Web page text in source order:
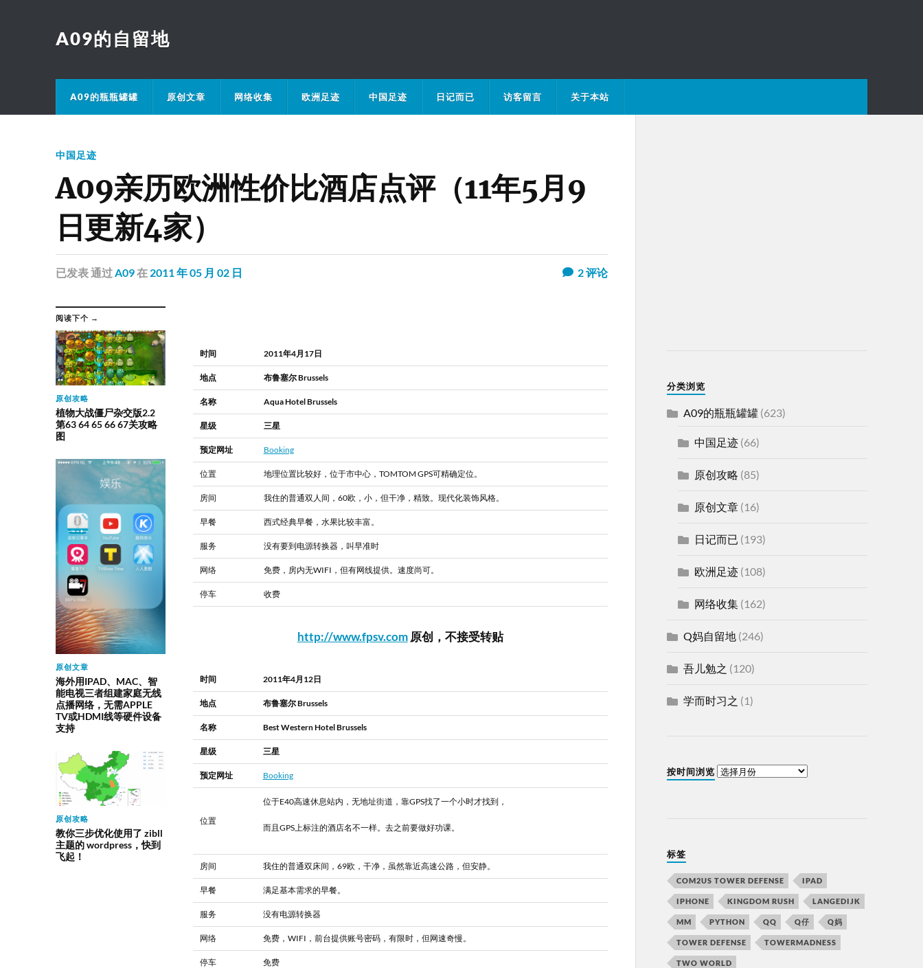
A09的自留地
A09的瓶瓶罐罐 原创文章 网络收集 欧洲足迹 中国足迹 日记而已 访客留言 关于本站
中国足迹
A09亲历欧洲性价比酒店点评（11年5月9
日更新4家）
已发表通过A09在 2011 年 05 月 02 日 2评论
阅读下个 →
原创攻略
植物大战僵尸杂交版2.2
第63 64 65 66 67关攻略
图
原创文章
海外用IPAD、MAC、智
能电视三者组建家庭无线
点播网络，无需APPLE
TV或HDMI线等硬件设备
支持
原创攻略
教你三步优化使用了 zibll
主题的 wordpress，快到
飞起！
时间 2011年4月17日
地点 布鲁塞尔 Brussels
名称 Aqua Hotel Brussels
星级 三星
预定网址 Booking
位置 地理位置比较好，位于市中心，TOMTOM GPS可精确定位。
房间 我住的普通双人间，60欧，小，但干净，精致。现代化装饰风格。
早餐 西式经典早餐，水果比较丰富。
服务 没有要到电源转换器，叫早准时
网络 免费，房内无WIFI，但有网线提供。速度尚可。
停车 收费
http://www.fpsv.com 原创，不接受转贴
时间 2011年4月12日
地点 布鲁塞尔 Brussels
名称 Best Western Hotel Brussels
星级 三星
预定网址 Booking
位置
位于E40高速休息站内，无地址街道，靠GPS找了一个小时才找到，
而且GPS上标注的酒店名不一样。去之前要做好功课。
房间 我住的普通双床间，69欧，干净，虽然靠近高速公路，但安静。
早餐 满足基本需求的早餐。
服务 没有电源转换器
网络 免费，WIFI，前台提供账号密码，有限时，但网速奇慢。
停车 免费
分类浏览
A09的瓶瓶罐罐(623)
中国足迹(66)
原创攻略 (85)
原创文章(16)
日记而已 (193)
欧洲足迹(108)
网络收集(162)
Q妈自留地(246)
吾儿勉之 (120)
学而时习之 (1)
按时间浏览
标签
COM2US TOWER DEFENSE IPAD
IPHONE KINGDOM RUSH LANGEDIJK
MM PYTHON QQ Q仔 Q妈
TOWER DEFENSE TOWERMADNESS
TWO WORLD